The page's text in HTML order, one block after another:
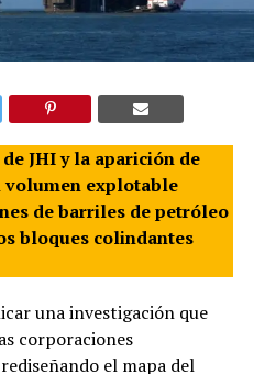
JHI y la aparición de
volumen explotable
de barriles de petróleo
bloques colindantes
una investigación que
corporaciones
el mapa del